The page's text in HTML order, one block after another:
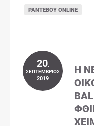
ΡΑΝΤΕΒΟΎ ONLINE
20.
ΣΕΠΤΈΜΒΡΙΟΣ
2019
Η